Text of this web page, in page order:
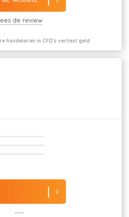
de review
handelaren in CFD's verliest geld
----